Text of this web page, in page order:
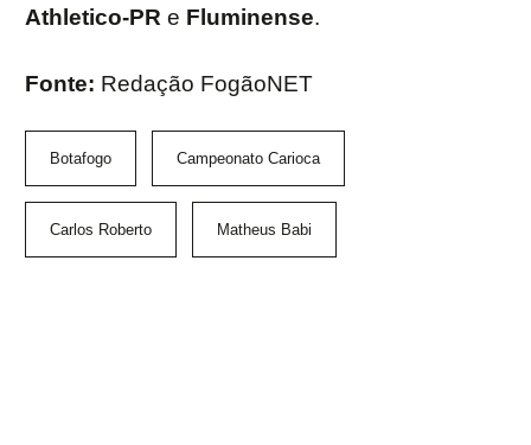
Athletico-PR e Fluminense.
Fonte: Redação FogãoNET
Botafogo Campeonato Carioca
Carlos Roberto Matheus Babi